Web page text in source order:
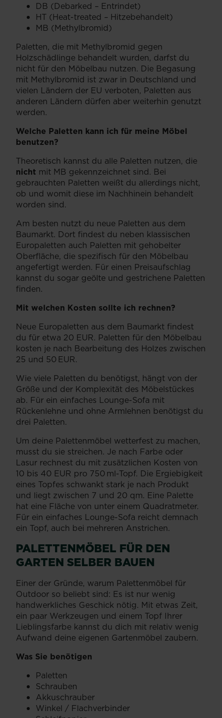
DB (Debarked – Entrindet)
HT (Heat-treated – Hitzebehandelt)
MB (Methylbromid)
Paletten, die mit Methylbromid gegen
Holzschädlinge behandelt wurden, darfst du
nicht für den Möbelbau nutzen. Die Begasung
mit Methylbromid ist zwar in Deutschland und
vielen Ländern der EU verboten, Paletten aus
anderen Ländern dürfen aber weiterhin genutzt
werden.
Welche Paletten kann ich für meine Möbel
benutzen?
Theoretisch kannst du alle Paletten nutzen, die
nicht mit MB gekennzeichnet sind. Bei
gebrauchten Paletten weißt du allerdings nicht,
ob und womit diese im Nachhinein behandelt
worden sind.
Am besten nutzt du neue Paletten aus dem
Baumarkt. Dort findest du neben klassischen
Europaletten auch Paletten mit gehobelter
Oberfläche, die spezifisch für den Möbelbau
angefertigt werden. Für einen Preisaufschlag
kannst du sogar geölte und gestrichene Paletten
finden.
Mit welchen Kosten sollte ich rechnen?
Neue Europaletten aus dem Baumarkt findest
du für etwa 20 EUR. Paletten für den Möbelbau
kosten je nach Bearbeitung des Holzes zwischen
25 und 50 EUR.
Wie viele Paletten du benötigst, hängt von der
Größe und der Komplexität des Möbelstückes
ab. Für ein einfaches Lounge-Sofa mit
Rückenlehne und ohne Armlehnen benötigst du
drei Paletten.
Um deine Palettenmöbel wetterfest zu machen,
musst du sie streichen. Je nach Farbe oder
Lasur rechnest du mit zusätzlichen Kosten von
10 bis 40 EUR pro 750 ml-Topf. Die Ergiebigkeit
eines Topfes schwankt stark je nach Produkt
und liegt zwischen 7 und 20 qm. Eine Palette
hat eine Fläche von unter einem Quadratmeter.
Für ein einfaches Lounge-Sofa reicht demnach
ein Topf, auch bei mehreren Anstrichen.
PALETTENMÖBEL FÜR DEN
GARTEN SELBER BAUEN
Einer der Gründe, warum Palettenmöbel für
Outdoor so beliebt sind: Es ist nur wenig
handwerkliches Geschick nötig. Mit etwas Zeit,
ein paar Werkzeugen und einem Topf Ihrer
Lieblingsfarbe kannst du dich mit relativ wenig
Aufwand deine eigenen Gartenmöbel zaubern.
Was Sie benötigen
Paletten
Schrauben
Akkuschrauber
Winkel / Flachverbinder